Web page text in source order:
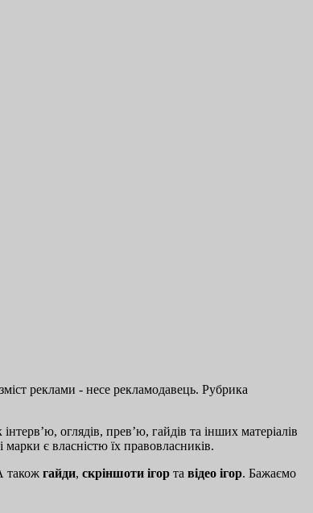
реклами - несе рекламодавець. Рубрика
оглядів, прев’ю, гайдів та інших матеріалів
є власністю їх правовласників.
також гайди, скріншоти ігор та відео ігор. Бажаємо